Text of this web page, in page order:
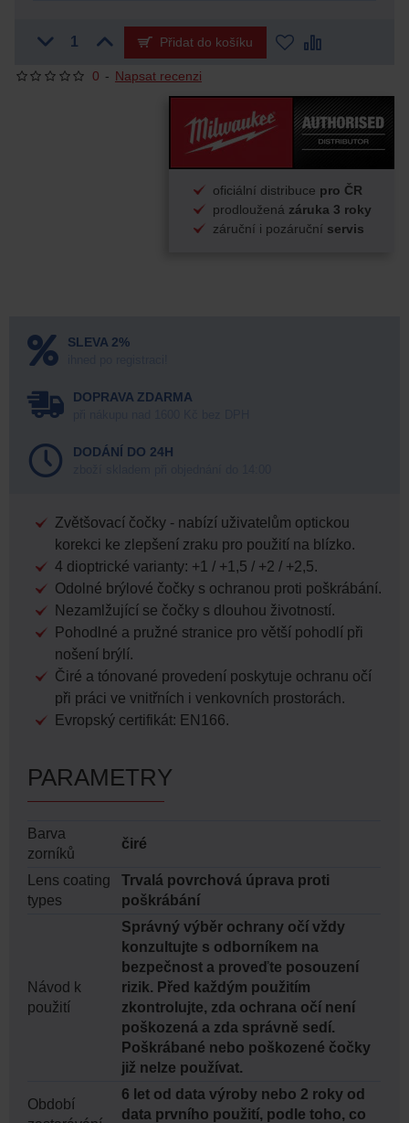
0 - Napsat recenzi
Přidat do košíku
oficiální distribuce pro ČR
prodloužená záruka 3 roky
záruční i pozáruční servis
SLEVA 2%
DOPRAVA ZDARMA
DODÁNÍ DO 24H
Zvětšovací čočky - nabízí uživatelům optickou
korekci ke zlepšení zraku pro použití na blízko.
4 dioptrické varianty: +1 / +1,5 / +2 / +2,5.
Odolné brýlové čočky s ochranou proti poškrábání.
Nezamlžující se čočky s dlouhou životností.
Pohodlné a pružné stranice pro větší pohodlí při
nošení brýlí.
Čiré a tónované provedení poskytuje ochranu očí
při práci ve vnitřních i venkovních prostorách.
Evropský certifikát: EN166.
PARAMETRY
Barva
zorníků
čiré
Lens coating
types
Trvalá povrchová úprava proti
poškrábání
Návod k
použití
Správný výběr ochrany očí vždy
konzultujte s odborníkem na
bezpečnost a proveďte posouzení
rizik. Před každým použitím
zkontrolujte, zda ochrana očí není
poškozená a zda správně sedí.
Poškrábané nebo poškozené čočky
již nelze používat.
Období
6 let od data výroby nebo 2 roky od
data prvního použití, podle toho, co